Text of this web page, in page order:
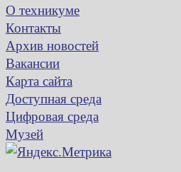
О техникуме
Контакты
Архив новостей
Вакансии
Карта сайта
Доступная среда
Цифровая среда
Музей